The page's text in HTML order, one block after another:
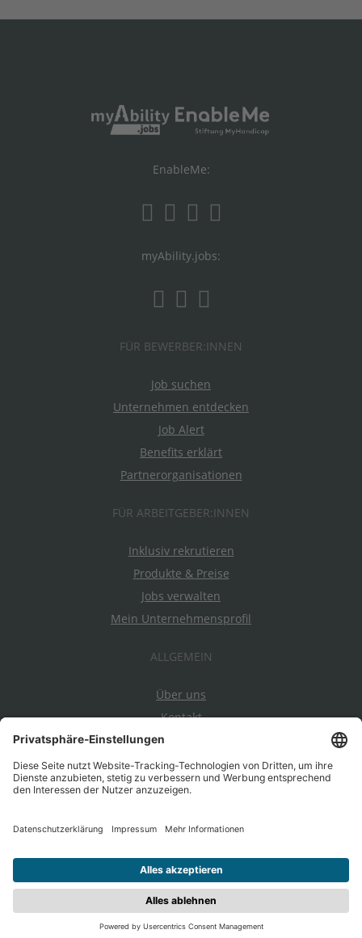
EnableMe:
myAbility.jobs:
FÜR BEWERBER:INNEN
Job suchen
Unternehmen entdecken
Job Alert
Benefits erklärt
Partnerorganisationen
FÜR ARBEITGEBER:INNEN
Inklusiv rekrutieren
Produkte & Preise
Jobs verwalten
Mein Unternehmensprofil
ALLGEMEIN
Über uns
Kontakt
Datenschutz
Impressum
AGBs
Ein Projekt von EnableMe & myAbility|Entwickelt durch
| Bei Nutzung dieser Seite stimmen Sie den